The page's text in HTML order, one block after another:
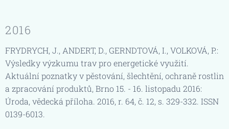
2016
FRYDRYCH, J., ANDERT, D., GERNDTOVÁ, I., VOLKOVÁ, P.:
Výsledky výzkumu trav pro energetické využití.
Aktuální poznatky v pěstování, šlechtění, ochraně rostlin
a zpracování produktů, Brno 15. - 16. listopadu 2016:
Úroda, vědecká příloha. 2016, r. 64, č. 12, s. 329-332. ISSN
0139-6013.